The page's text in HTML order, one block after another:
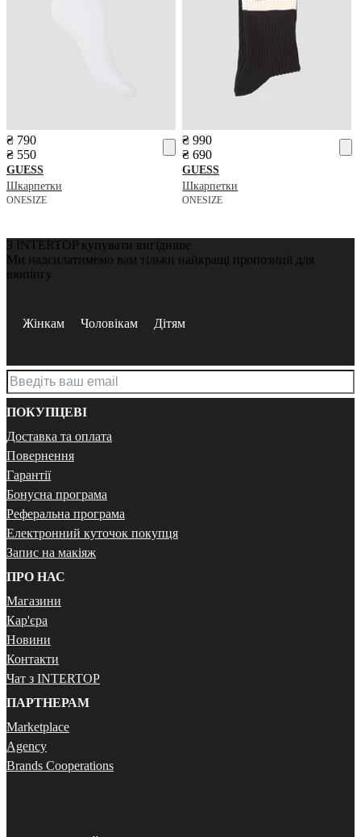
₴ 790
₴ 550
GUESS
Шкарпетки
ONESIZE
₴ 990
₴ 690
GUESS
Шкарпетки
ONESIZE
З INTERTOP купувати вигідніше
Ми надсилатимемо вам тільки найкращі пропозиції для
шопінгу
Жінкам Чоловікам Дітям
ПОКУПЦЕВІ
Доставка та оплата
Повернення
Гарантії
Бонусна програма
Реферальна програма
Електронний куточок покупця
Запис на макіяж
ПРО НАС
Магазини
Кар'єра
Новини
Контакти
Чат з INTERTOP
ПАРТНЕРАМ
Marketplace
Agency
Brands Cooperations